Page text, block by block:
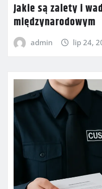
Jakie są zalety i
międzynarodowym
admin lip 24,